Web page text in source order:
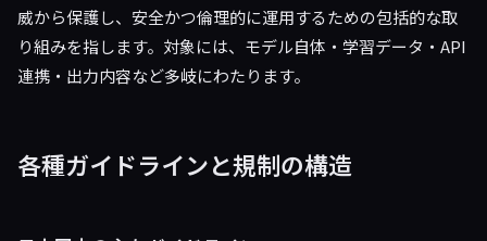
威から保護し、安全かつ倫理的に運用するための包括的な取
り組みを指します。対象には、モデル自体・学習データ・API
連携・出力内容など多岐にわたります。
各種ガイドラインと規制の構造